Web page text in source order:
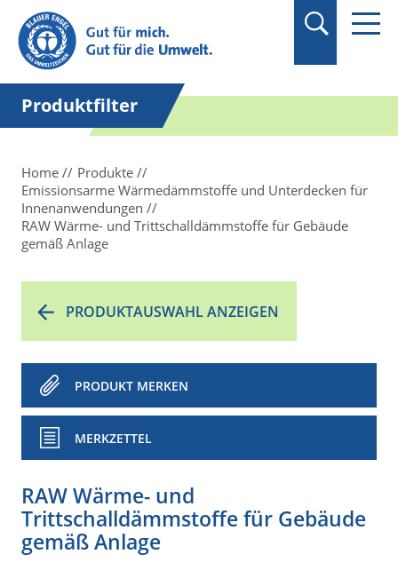
Suchbegriff in
Anführungszeichen
setzen.
Produktfilter
Home
Produkte
Emissionsarme Wärmedämmstoffe und Unterdecken für
Innenanwendungen
RAW Wärme- und Trittschalldämmstoffe für Gebäude
gemäß Anlage
PRODUKTAUSWAHL ANZEIGEN
PRODUKT MERKEN
MERKZETTEL
RAW Wärme- und
Trittschalldämmstoffe für Gebäude
gemäß Anlage